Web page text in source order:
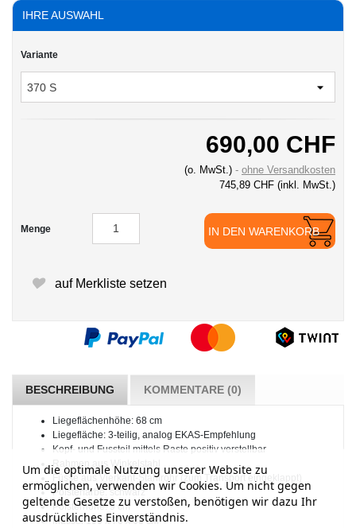
IHRE AUSWAHL
Variante
690,00 CHF
(o. MwSt.)
ohne Versandkosten
745,89 CHF (inkl. MwSt.)
Menge IN DEN WARENKORB
auf Merkliste setzen
BESCHREIBUNG KOMMENTARE (0)
Liegeflächenhöhe: 68 cm
Liegefläche: 3-teilig, analog EKAS-Empfehlung
Kopf- und Fussteil mittels Raste positiv verstellbar
Rahmen aus Winkelstahl
Füsse aus Vierkant-Stahlrohr (zum Transport eingeklappt)
Polsterfarbe: schwarz
Polsterhöhe: 9 cm
Masse: 190 x 70 x 68 cm
Um die optimale Nutzung unserer Website zu
ermöglichen, verwenden wir Cookies. Um nicht gegen
geltende Gesetze zu verstoßen, benötigen wir dazu Ihr
ausdrückliches Einverständnis.